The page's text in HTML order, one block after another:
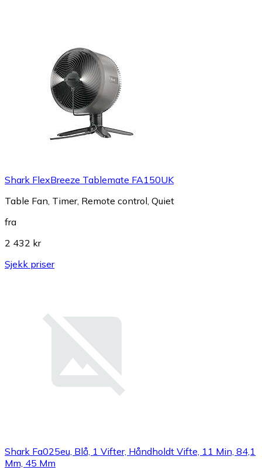
Shark FlexBreeze Tablemate FA150UK
Table Fan, Timer, Remote control, Quiet
fra
2 432 kr
Sjekk priser
Shark Fa025eu, Blå, 1 Vifter, Håndholdt Vifte, 11 Min, 84,1
Mm, 45 Mm